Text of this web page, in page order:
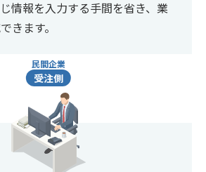
情報を入力する手間を省き、業
きます。
民間企業
受注側